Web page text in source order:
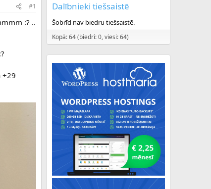
#1
:? ..
+29
Dalībnieki tiešsaistē
Šobrīd nav biedru tiešsaistē.
Kopā: 64 (biedri: 0, viesi: 64)